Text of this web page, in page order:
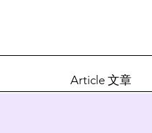
Article 文章